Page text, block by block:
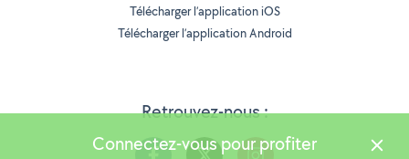
Retrouvez-nous :
Télécharger l’application iOS
Télécharger l’application Android
Connectez-vous pour profiter